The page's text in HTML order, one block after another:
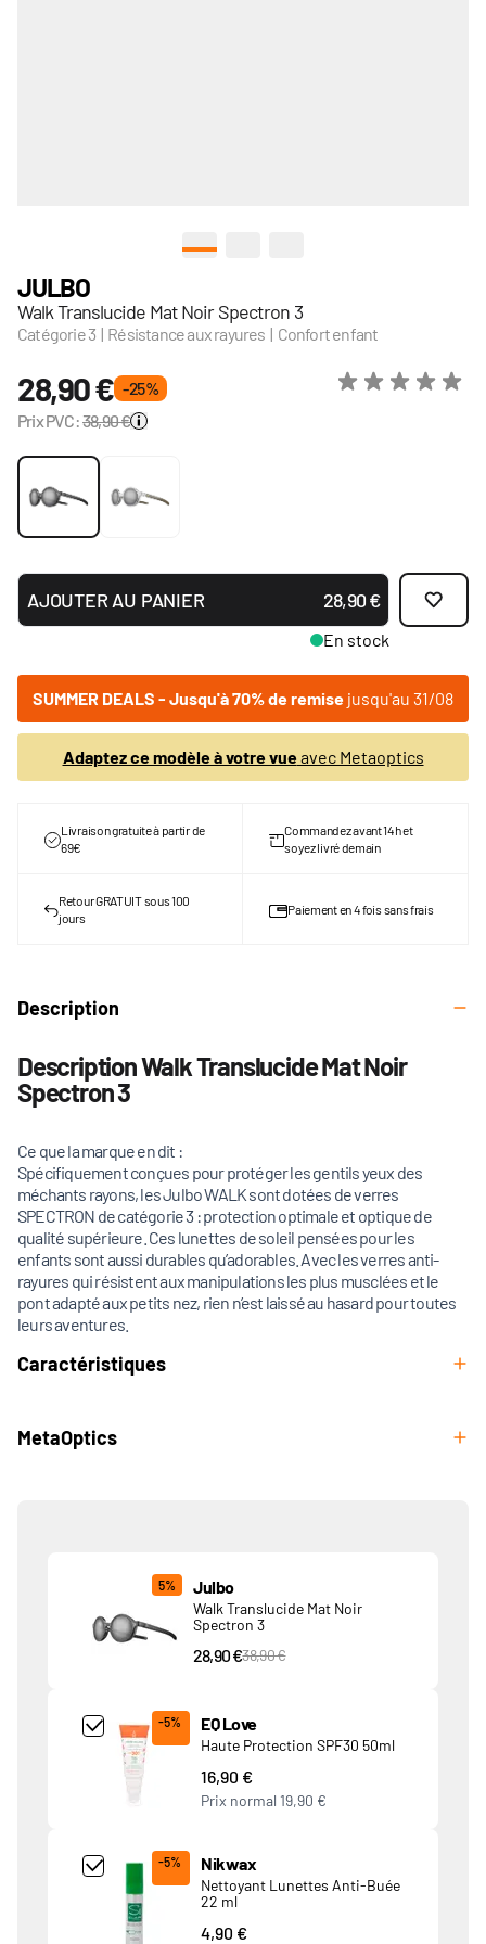
JULBO
Walk Translucide Mat Noir Spectron 3
Catégorie 3 | Résistance aux rayures | Confort enfant
28,90 € - 25 %
Prix PVC:38,90 €
AJOUTER AU PANIER 28,90 €
En stock
SUMMER DEALS - Jusqu'à 70% de remise jusqu'au 31/08
Adaptez ce modèle à votre vueavec Metaoptics
Livraison gratuite à partir de
69€
Commandez avant 14h et
soyez livré demain
Retour GRATUIT sous 100
jours
Paiement en 4 fois sans frais
Description
Description Walk Translucide Mat Noir
Spectron 3
Ce que la marque en dit :
Spécifiquement conçues pour protéger les gentils yeux des
méchants rayons, les Julbo WALK sont dotées de verres
SPECTRON de catégorie 3 : protection optimale et optique de
qualité supérieure. Ces lunettes de soleil pensées pour les
enfants sont aussi durables qu’adorables. Avec les verres anti-
rayures qui résistent aux manipulations les plus musclées et le
pont adapté aux petits nez, rien n’est laissé au hasard pour toutes
leurs aventures.
Caractéristiques
MetaOptics
5% Julbo
Walk Translucide Mat Noir
Spectron 3
28,90 €PVC Price
38,90 €
Add Product MjQ4MTk= undefined
-5% EQ Love
Haute Protection SPF30 50ml
16,90 €
Prix normal 19,90 €
Add Product MjkwNDA= undefined
-5% Nikwax
Nettoyant Lunettes Anti-Buée
22 ml
4,90 €